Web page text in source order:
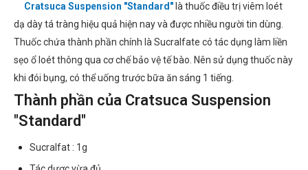
Cratsuca Suspension "Standard" là thuốc điều trị viêm loét
dạ dày tá tràng hiệu quả hiện nay và được nhiều người tin dùng.
Thuốc chứa thành phần chính là Sucralfate có tác dụng làm liền
sẹo ổ loét thông qua cơ chế bảo vệ tế bào. Nên sử dụng thuốc này
khi đói bụng, có thể uống trước bữa ăn sáng 1 tiếng.
Thành phần của Cratsuca Suspension
"Standard"
Sucralfat : 1g